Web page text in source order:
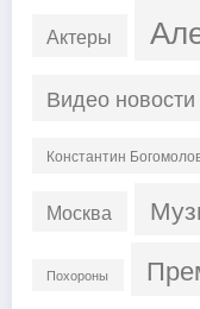
Актеры
Видео новости
Константин
Москва
Похороны